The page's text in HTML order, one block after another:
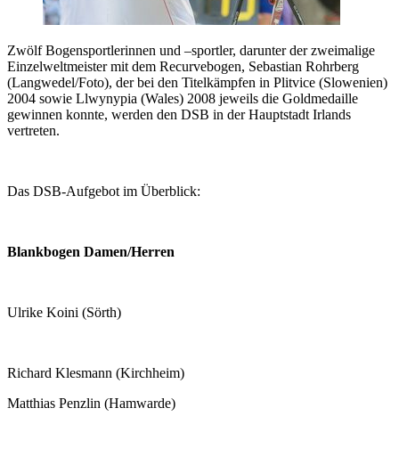
Zwölf Bogensportlerinnen und –sportler, darunter der zweimalige
Einzelweltmeister mit dem Recurvebogen, Sebastian Rohrberg
(Langwedel/Foto), der bei den Titelkämpfen in Plitvice (Slowenien)
2004 sowie Llwynypia (Wales) 2008 jeweils die Goldmedaille
gewinnen konnte, werden den DSB in der Hauptstadt Irlands
vertreten.
Das DSB-Aufgebot im Überblick:
Blankbogen Damen/Herren
Ulrike Koini (Sörth)
Richard Klesmann (Kirchheim)
Matthias Penzlin (Hamwarde)